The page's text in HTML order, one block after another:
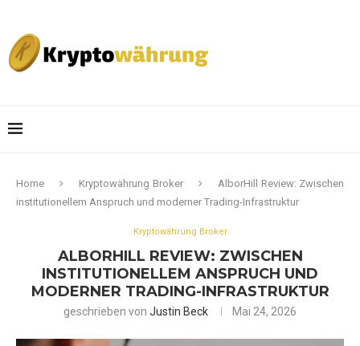
Home Kryptowährung Broker
AlborHill Review: Zwischen
institutionellem Anspruch und moderner Trading-Infrastruktur
Kryptowährung Broker
ALBORHILL REVIEW: ZWISCHEN
INSTITUTIONELLEM ANSPRUCH UND
MODERNER TRADING-INFRASTRUKTUR
geschrieben von Justin Beck Mai 24, 2026